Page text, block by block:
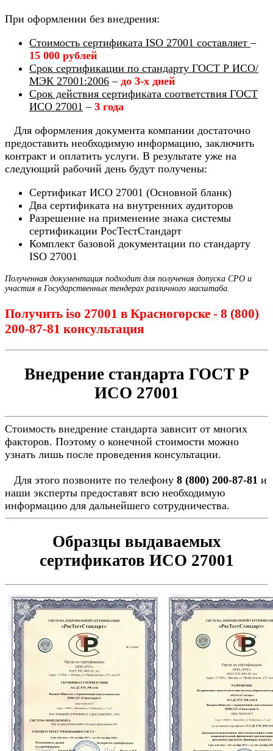
При оформлении без внедрения:
Стоимость сертификата ISO 27001 составляет–
15 000 рублей
Срок сертификации по стандарту ГОСТ Р ИСО/
МЭК 27001:2006 – до 3-х дней
Срок действия сертификата соответствия ГОСТ
ИСО 27001 – 3 года
Для оформления документа компании достаточно
предоставить необходимую информацию, заключить
контракт и оплатить услуги. В результате уже на
следующий рабочий день будут получены:
Сертификат ИСО 27001 (Основной бланк)
Два сертификата на внутренних аудиторов
Разрешение на применение знака системы
сертификации РосТестСтандарт
Комплект базовой документации по стандарту
ISO 27001
Полученная документация подходит для получения допуска СРО и
участия в Государственных тендерах различного масштаба.
Получить iso 27001 в Красногорске - 8 (800)
200-87-81 консультация
Внедрение стандарта ГОСТ Р
ИСО 27001
Стоимость внедрение стандарта зависит от многих
факторов. Поэтому о конечной стоимости можно
узнать лишь после проведения консультации.
Для этого позвоните по телефону 8 (800) 200-87-81 и
наши эксперты предоставят всю необходимую
информацию для дальнейшего сотрудничества.
Образцы выдаваемых
сертификатов ИСО 27001